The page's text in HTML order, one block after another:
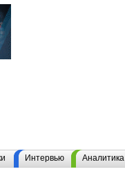
Интервью Аналитика